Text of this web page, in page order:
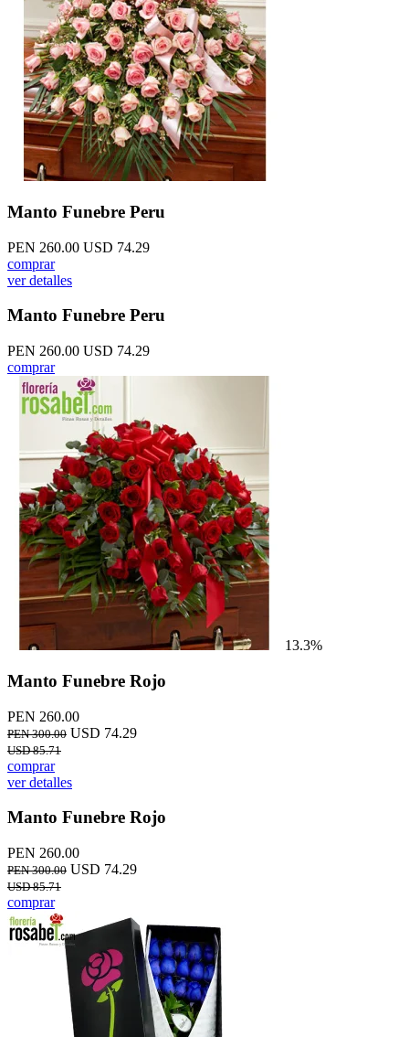
Manto Funebre Peru
PEN 260.00 USD 74.29
comprar
ver detalles
Manto Funebre Peru
PEN 260.00 USD 74.29
comprar
13.3%
Manto Funebre Rojo
PEN 260.00
PEN 300.00 USD 74.29
USD 85.71
comprar
ver detalles
Manto Funebre Rojo
PEN 260.00
PEN 300.00 USD 74.29
USD 85.71
comprar